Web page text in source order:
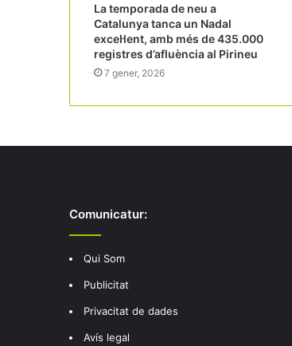
La temporada de neu a
Catalunya tanca un Nadal
excel·lent, amb més de 435.000
registres d’afluència al Pirineu
7 gener, 2026
Comunicatur:
Qui Som
Publicitat
Privacitat de dades
Avís legal